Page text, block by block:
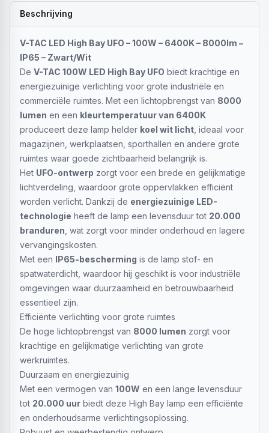
Beschrijving
V-TAC LED High Bay UFO – 100W – 6400K – 8000lm –
IP65 – Zwart/Wit
De V-TAC 100W LED High Bay UFO biedt krachtige en
energiezuinige verlichting voor grote industriële en
commerciële ruimtes. Met een lichtopbrengst van 8000
lumen en een kleurtemperatuur van 6400K
produceert deze lamp helder koel wit licht , ideaal voor
magazijnen, werkplaatsen, sporthallen en andere grote
ruimtes waar goede zichtbaarheid belangrijk is.
Het UFO-ontwerp zorgt voor een brede en gelijkmatige
lichtverdeling, waardoor grote oppervlakken efficiënt
worden verlicht. Dankzij de energiezuinige LED-
technologie heeft de lamp een levensduur tot 20.000
branduren , wat zorgt voor minder onderhoud en lagere
vervangingskosten.
Met een IP65-bescherming is de lamp stof- en
spatwaterdicht, waardoor hij geschikt is voor industriële
omgevingen waar duurzaamheid en betrouwbaarheid
essentieel zijn.
Efficiënte verlichting voor grote ruimtes
De hoge lichtopbrengst van 8000 lumen zorgt voor
krachtige en gelijkmatige verlichting van grote
werkruimtes.
Duurzaam en energiezuinig
Met een vermogen van 100W en een lange levensduur
tot 20.000 uur biedt deze High Bay lamp een efficiënte
en onderhoudsarme verlichtingsoplossing.